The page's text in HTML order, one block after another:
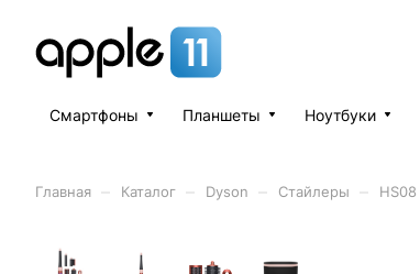
Смартфоны Планшеты Ноутбуки
Главная Каталог Dyson Стайлеры HS08